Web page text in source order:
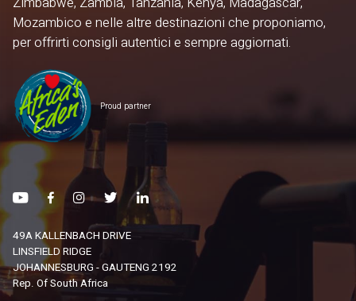
Mozambico e nelle altre destinazioni che proponiamo,
per offrirti consigli autentici e sempre aggiornati.
Proud partner
49A KALLENBACH DRIVE
LINSFIELD RIDGE
JOHANNESBURG - GAUTENG 2192
Rep. Of South Africa